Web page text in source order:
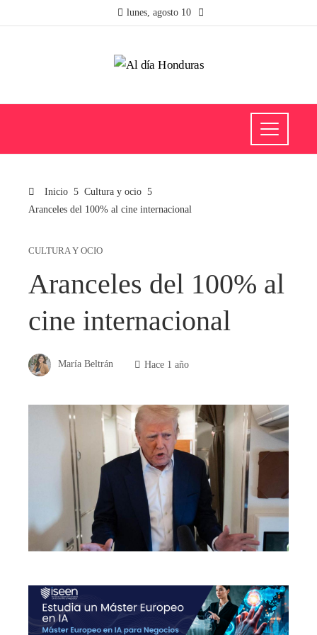
lunes, agosto 10
Inicio
Cultura y ocio
Aranceles del 100% al cine internacional
CULTURA Y OCIO
Aranceles del 100% al
cine internacional
María Beltrán Hace 1 año